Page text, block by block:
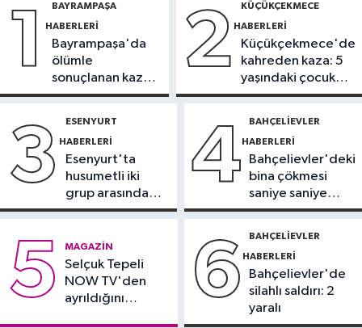
yeni forma sponsoru
İstanbul Haberleri
magandalığını özendirdi,
VAR'ları açıklandı
teknolojiyle uzuv kayıpları önleniyor'
1 BAYRAMPAŞA
HABERLERI
Bayrampaşa'da
ölümle
sonuçlanan kaza:
Sürücü
2 KÜÇÜKÇEKMECE
HABERLERI
Küçükçekmece'de
kahreden kaza: 5
yaşındaki çocuk
yoğun bakımda
3 ESENYURT
HABERLERI
Esenyurt'ta
husumetli iki
grup arasında
silahlı kavga
4 BAHÇELIEVLER
HABERLERI
Bahçelievler'deki
bina çökmesi
saniye saniye
görüntülendi
5 MAGAZIN
Selçuk Tepeli
NOW TV'den
ayrıldığını
6 BAHÇELIEVLER
HABERLERI
Bahçelievler'de
silahlı saldırı: 2
yaralı